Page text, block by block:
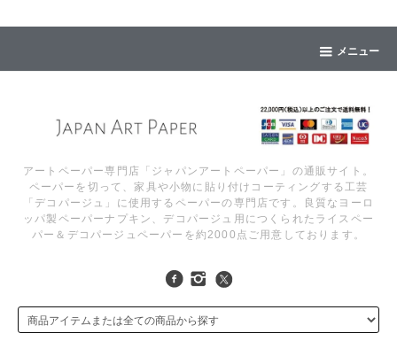
メニュー
アートペーパー専門店「ジャパンアートペーパー」の通販サイト。
ペーパーを切って、家具や小物に貼り付けコーティングする工芸
「デコパージュ」に使用するペーパーの専門店です。良質なヨーロ
ッパ製ペーパーナプキン、デコパージュ用につくられたライスペー
パー＆デコパージュペーパーを約2000点ご用意しております。